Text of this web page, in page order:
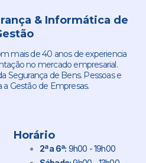
& Informática de
mais de 40 anos de experiencia
no mercado empresarial.
Segurança de Bens. Pessoas e
a Gestão de Empresas.
Horário
2ª a 6ª: 9h00 - 19h00